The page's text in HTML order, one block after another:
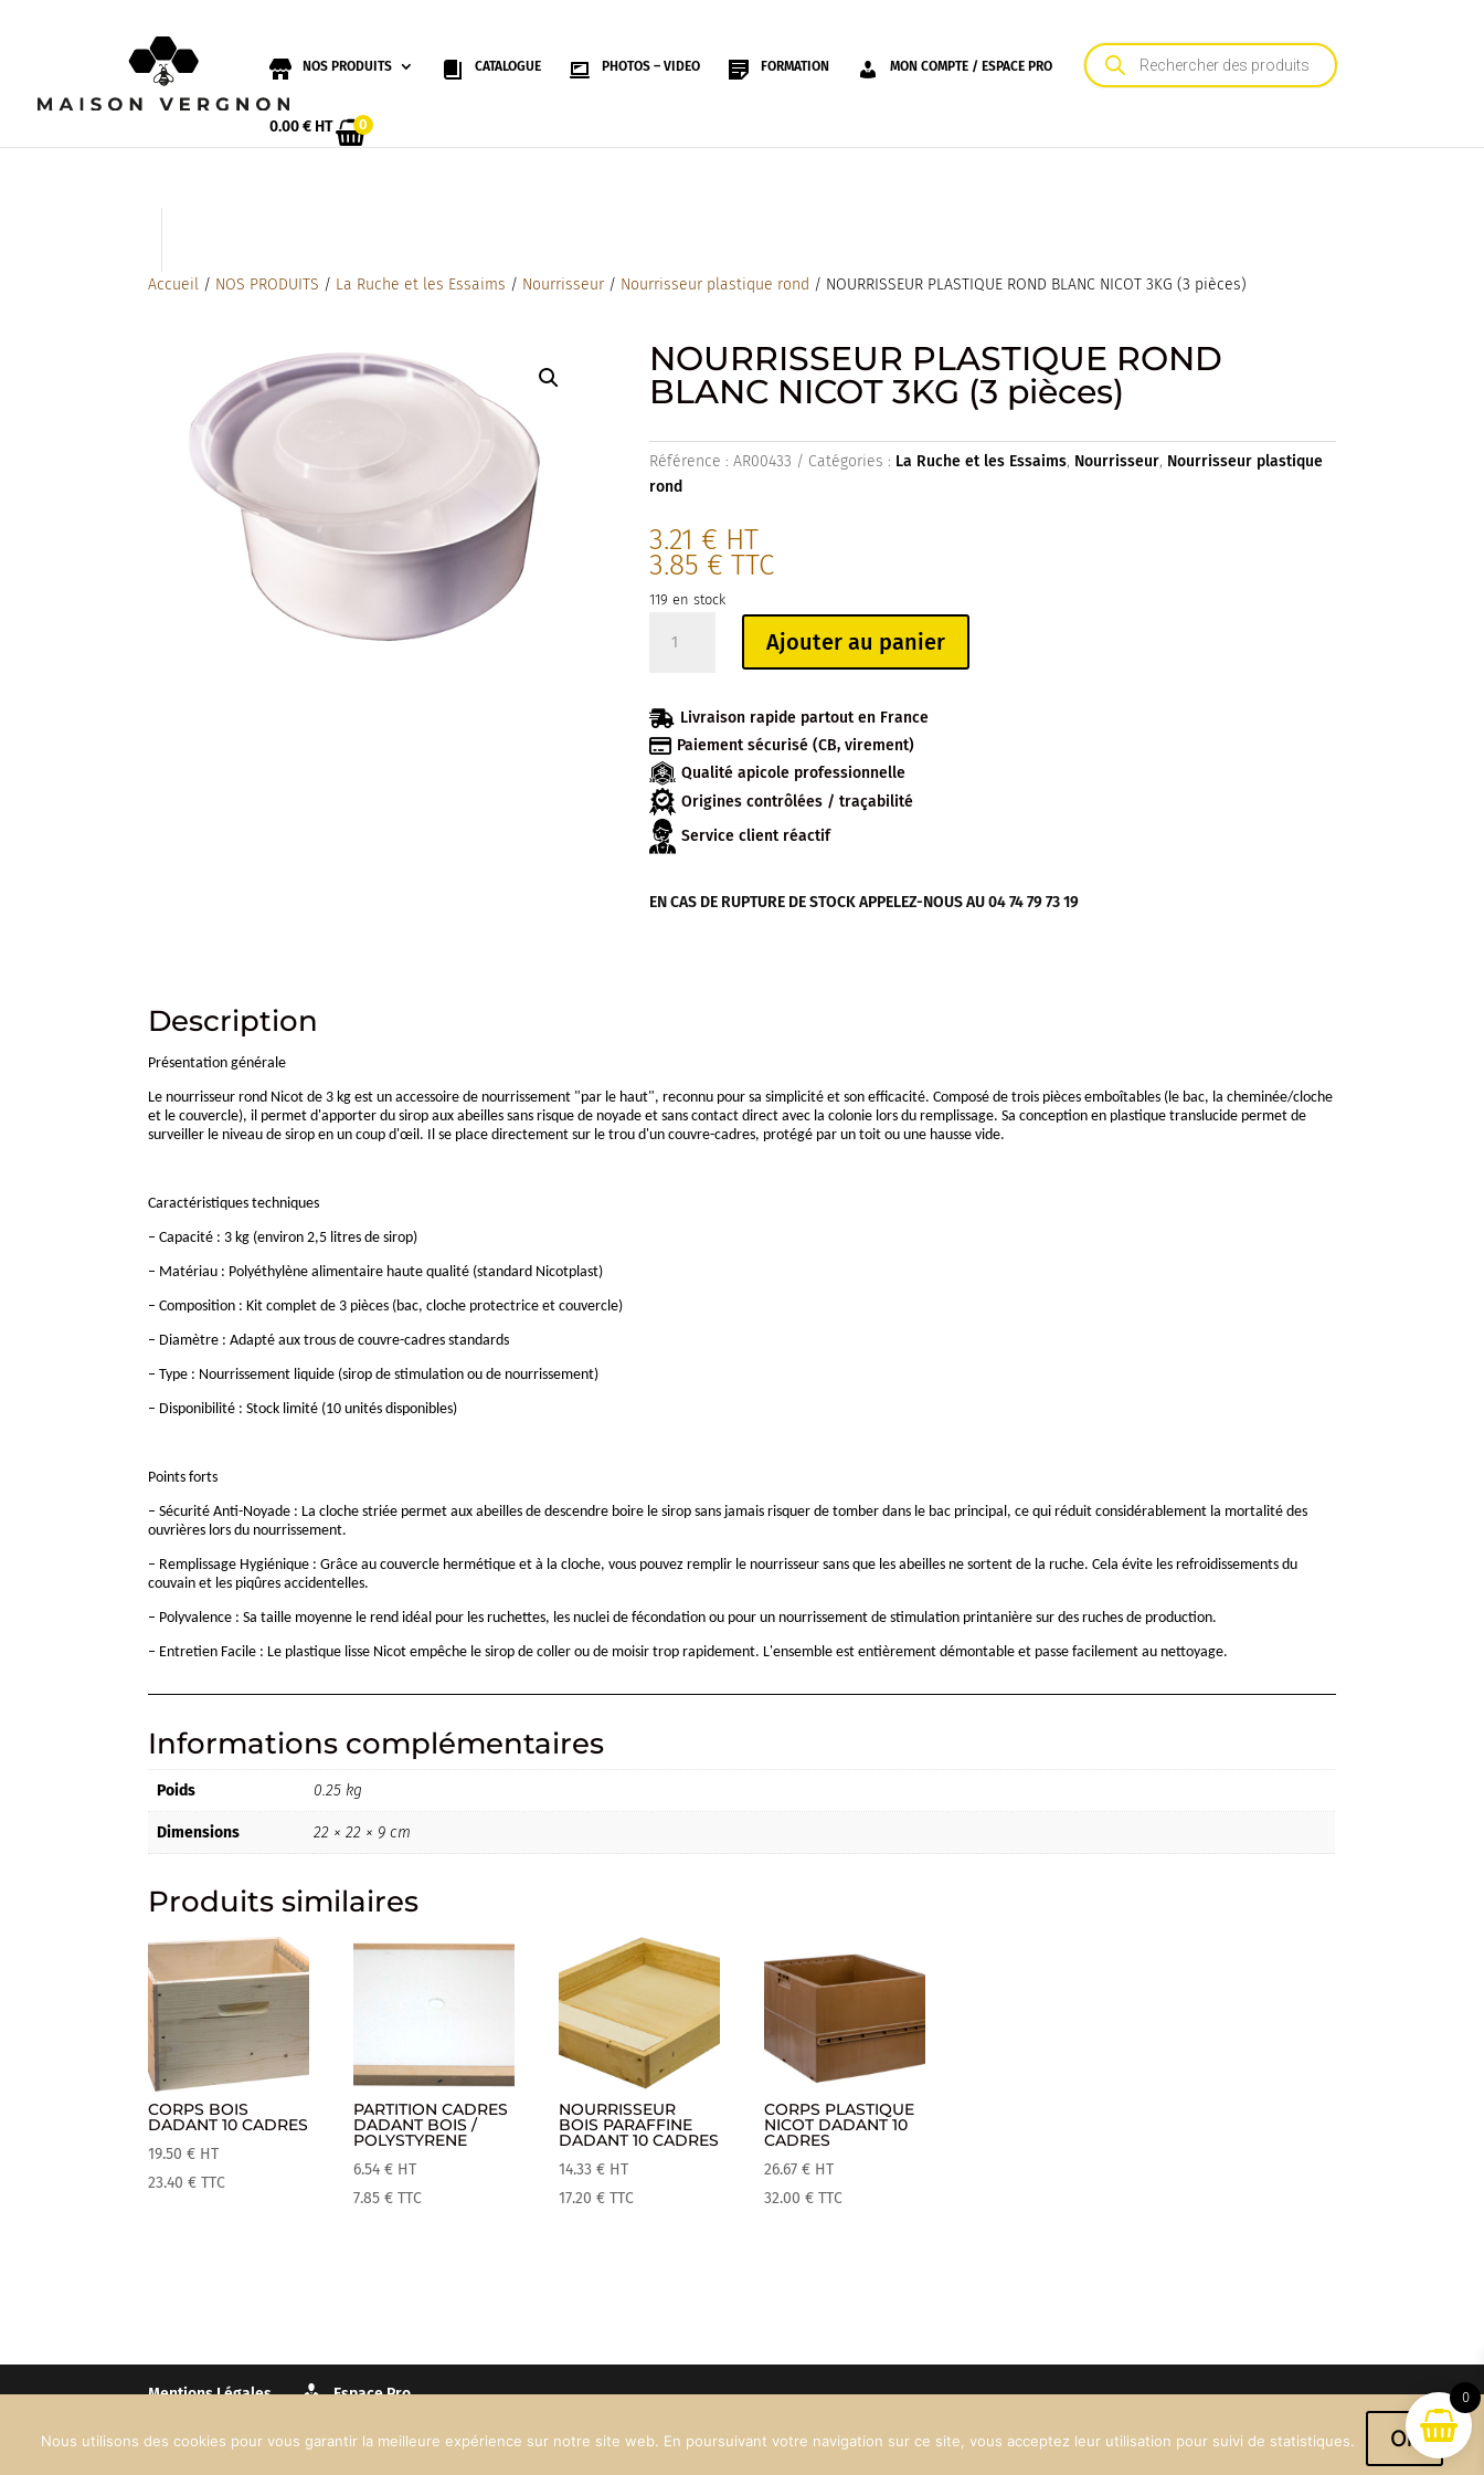
NOS PRODUITS CATALOGUE PHOTOS – VIDEO FORMATION MON COMPTE / ESPACE PRO
Recherche
de
produits
0.00€ HT 0
Accueil / NOS PRODUITS / La Ruche et les Essaims / Nourrisseur / Nourrisseur plastique rond / NOURRISSEUR PLASTIQUE ROND BLANC NICOT 3KG (3 pièces)
NOURRISSEUR PLASTIQUE ROND
BLANC NICOT 3KG (3 pièces)
Référence :AR00433 Catégories : La Ruche et les Essaims, Nourrisseur, Nourrisseur plastique
rond
3.21 € HT
3.85 € TTC
119 en stock
NOURRISSEUR
ROND
BLANC
NICOT
3KG
(3
pièces)
Ajouter au panier
 Livraison rapide partout en France
 Paiement sécurisé (CB, virement)
Qualité apicole professionnelle
Origines contrôlées / traçabilité
Service client réactif
EN CAS DE RUPTURE DE STOCK APPELEZ-NOUS AU 04 74 79 73 19
Description
Présentation générale
Le nourrisseur rond Nicot de 3 kg est un accessoire de nourrissement "par le haut", reconnu pour sa simplicité et son efficacité. Composé de trois pièces emboîtables (le bac, la cheminée/cloche
et le couvercle), il permet d'apporter du sirop aux abeilles sans risque de noyade et sans contact direct avec la colonie lors du remplissage. Sa conception en plastique translucide permet de
surveiller le niveau de sirop en un coup d'œil. Il se place directement sur le trou d'un couvre-cadres, protégé par un toit ou une hausse vide.
Caractéristiques techniques
– Capacité : 3 kg (environ 2,5 litres de sirop)
– Matériau : Polyéthylène alimentaire haute qualité (standard Nicotplast)
– Composition : Kit complet de 3 pièces (bac, cloche protectrice et couvercle)
– Diamètre : Adapté aux trous de couvre-cadres standards
– Type : Nourrissement liquide (sirop de stimulation ou de nourrissement)
– Disponibilité : Stock limité (10 unités disponibles)
Points forts
– Sécurité Anti-Noyade : La cloche striée permet aux abeilles de descendre boire le sirop sans jamais risquer de tomber dans le bac principal, ce qui réduit considérablement la mortalité des
ouvrières lors du nourrissement.
– Remplissage Hygiénique : Grâce au couvercle hermétique et à la cloche, vous pouvez remplir le nourrisseur sans que les abeilles ne sortent de la ruche. Cela évite les refroidissements du
couvain et les piqûres accidentelles.
– Polyvalence : Sa taille moyenne le rend idéal pour les ruchettes, les nuclei de fécondation ou pour un nourrissement de stimulation printanière sur des ruches de production.
– Entretien Facile : Le plastique lisse Nicot empêche le sirop de coller ou de moisir trop rapidement. L'ensemble est entièrement démontable et passe facilement au nettoyage.
Informations complémentaires
Poids 0.25 kg
Dimensions 22 × 22 × 9 cm
Produits similaires
CORPS BOIS
DADANT 10 CADRES
19.50€ HT
23.40€ TTC
PARTITION CADRES
DADANT BOIS /
POLYSTYRENE
6.54€ HT
7.85€ TTC
NOURRISSEUR
BOIS PARAFFINE
DADANT 10 CADRES
14.33€ HT
17.20€ TTC
CORPS PLASTIQUE
NICOT DADANT 10
CADRES
26.67€ HT
32.00€ TTC
Mentions Légales Espace Pro
Création web :90°West Communication© Maison Vergnon - 531 route du Tonkin – 38200 Vienne – 04 74 79 73 19 – contact@maisonvergnon.fr
0
Nous utilisons des cookies pour vous garantir la meilleure expérience sur notre site web. En poursuivant votre navigation sur ce site, vous acceptez leur utilisation pour suivi de statistiques. Ok